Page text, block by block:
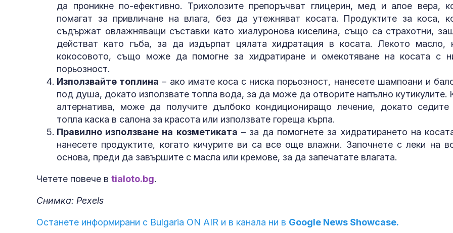
да проникне по-ефективно. Трихолозите препоръчват глицерин, мед и алое вера,
помагат за привличане на влага, без да утежняват косата. Продуктите за коса,
съдържат овлажняващи съставки като хиалуронова киселина, също са страхотни,
действат като гъба, за да издърпат цялата хидратация в косата. Лекото масло,
кокосовото, също може да помогне за хидратиране и омекотяване на косата с
порьозност.
Използвайте топлина – ако имате коса с ниска порьозност, нанесете шампоани и
под душа, докато използвате топла вода, за да може да отворите напълно кутикулите.
алтернатива, може да получите дълбоко кондициониращо лечение, докато
топла каска в салона за красота или използвате гореща кърпа.
Правилно използване на козметиката – за да помогнете за хидратирането на
нанесете продуктите, когато кичурите ви са все още влажни. Започнете с леки на
основа, преди да завършите с масла или кремове, за да запечатате влагата.
Четете повече в tialoto.bg.
Снимка: Pexels
Останете информирани с Bulgaria ON AIR и в канала ни в Google News Showcase.
на
е